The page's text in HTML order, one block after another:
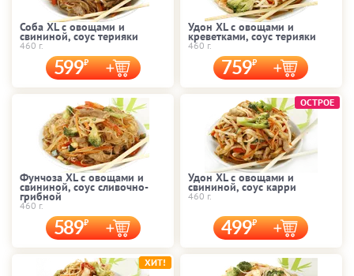
Соба XL с овощами и
свининой, соус терияки
460 г.
599
Удон XL с овощами и
креветками, соус терияки
460 г.
759
Фунчоза XL с овощами и
свининой, соус сливочно-
грибной
460 г.
589
Удон XL с овощами и
свининой, соус карри
460 г.
499
ОСТРОЕ
ХИТ!